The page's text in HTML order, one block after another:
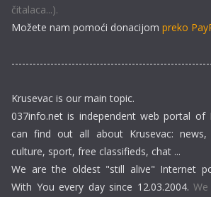
čitalaca...).
Možete nam pomoći donacijom preko
Krusevac is our main topic.
037info.net is independent web portal of
can find out all about Krusevac: news,
culture, sport, free classifieds, chat ...
We are the oldest "still alive" Internet
With You every day since 12.03.2004.